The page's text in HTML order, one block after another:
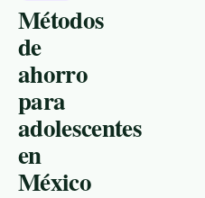
Métodos
de
ahorro
para
adolescentes
en
México